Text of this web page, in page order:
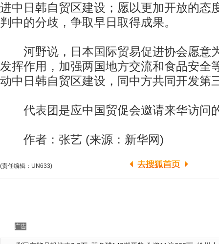
进中日韩自贸区建设；愿以更加开放的态
判中的分歧，争取早日取得成果。
河野说，日本国际贸易促进协会愿意
发挥作用，加强两国地方交流和食品安全
动中日韩自贸区建设，同中方共同开发第
代表团是应中国贸促会邀请来华访问
作者：张艺 (来源：新华网)
(责任编辑：UN633)
广告